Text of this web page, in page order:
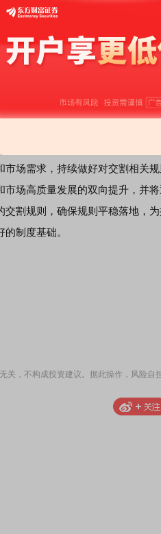
纤维板品种的滚动交割。
割规则是期货市场功能有效发挥
保证交割机制顺畅达成、提高产
和滚动交割，并统一了交割制度
化滚动交割意向申报和配对规
紧跟市场需求”的工作宗旨。
场需求，持续做好对交割相关规
场高质量发展的双向提升，并
割规则，确保规则平稳落地，
制度基础。
，不构成投资建议。据此操作，风险自担